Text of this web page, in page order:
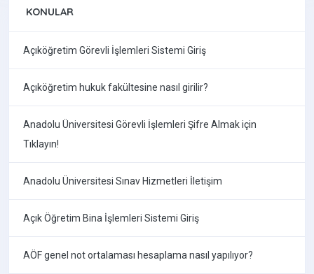
KONULAR
Açıköğretim Görevli İşlemleri Sistemi Giriş
Açıköğretim hukuk fakültesine nasıl girilir?
Anadolu Üniversitesi Görevli İşlemleri Şifre Almak için
Tıklayın!
Anadolu Üniversitesi Sınav Hizmetleri İletişim
Açık Öğretim Bina İşlemleri Sistemi Giriş
AÖF genel not ortalaması hesaplama nasıl yapılıyor?